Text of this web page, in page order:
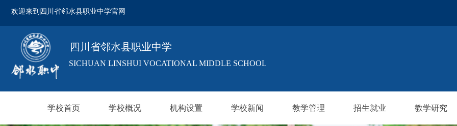
欢迎来到四川省邻水县职业中学官网
欢迎来到四川省邻水县职业中学官网
四川省邻水县职业中学
SICHUAN LINSHUI VOCATIONAL MIDDLE SCHOOL
学校首页 学校概况 机构设置 学校新闻 教学管理 招生就业 教学研究